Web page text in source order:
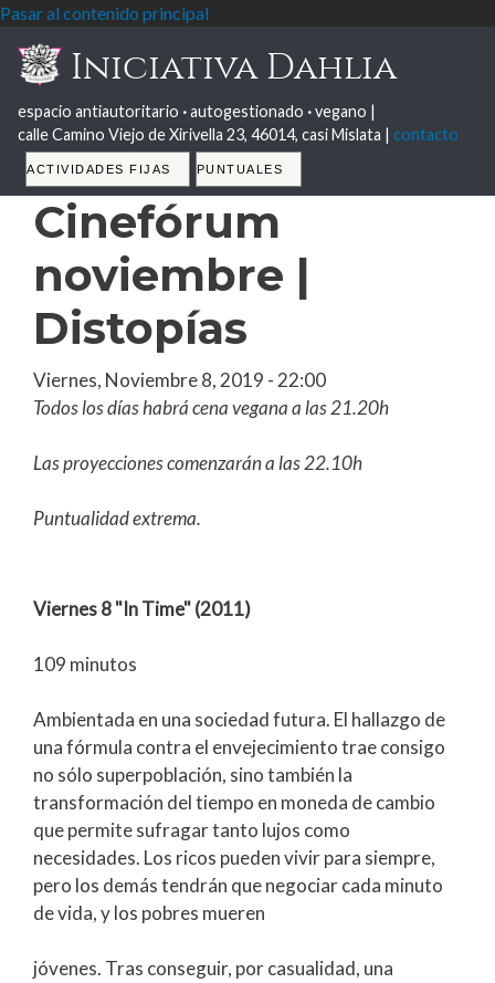
Pasar al contenido principal
Iniciativa Dahlia
espacio antiautoritario ·autogestionado ·vegano |
calle Camino Viejo de Xirivella 23, 46014, casi Mislata | contacto
Tabs
ACTIVIDADES FIJAS PUNTUALES
Cinefórum
noviembre |
Distopías
Viernes, Noviembre 8, 2019 - 22:00
Todos los días habrá cena vegana a las 21.20h
Las proyecciones comenzarán a las 22.10h
Puntualidad extrema.
Viernes 8 "In Time" (2011)
109 minutos
Ambientada en una sociedad futura. El hallazgo de
una fórmula contra el envejecimiento trae consigo
no sólo superpoblación, sino también la
transformación del tiempo en moneda de cambio
que permite sufragar tanto lujos como
necesidades. Los ricos pueden vivir para siempre,
pero los demás tendrán que negociar cada minuto
de vida, y los pobres mueren
jóvenes. Tras conseguir, por casualidad, una